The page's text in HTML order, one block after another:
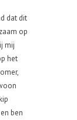
dat dit
op
mij
het
ben